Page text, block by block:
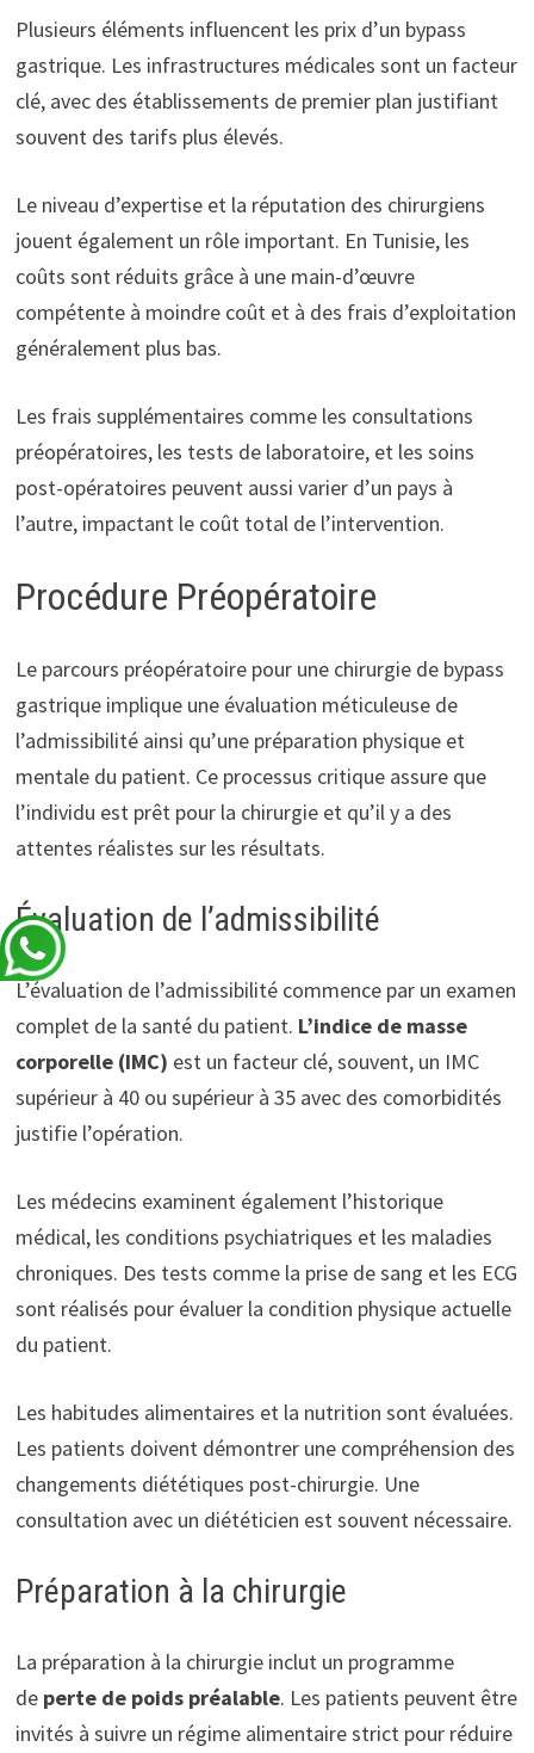
Plusieurs éléments influencent les prix d’un bypass
gastrique. Les infrastructures médicales sont un facteur
clé, avec des établissements de premier plan justifiant
souvent des tarifs plus élevés.
Le niveau d’expertise et la réputation des chirurgiens
jouent également un rôle important. En Tunisie, les
coûts sont réduits grâce à une main-d’œuvre
compétente à moindre coût et à des frais d’exploitation
généralement plus bas.
Les frais supplémentaires comme les consultations
préopératoires, les tests de laboratoire, et les soins
post-opératoires peuvent aussi varier d’un pays à
l’autre, impactant le coût total de l’intervention.
Procédure Préopératoire
Le parcours préopératoire pour une chirurgie de bypass
gastrique implique une évaluation méticuleuse de
l’admissibilité ainsi qu’une préparation physique et
mentale du patient. Ce processus critique assure que
l’individu est prêt pour la chirurgie et qu’il y a des
attentes réalistes sur les résultats.
Évaluation de l’admissibilité
L’évaluation de l’admissibilité commence par un examen
complet de la santé du patient. L’indice de masse
corporelle (IMC) est un facteur clé, souvent, un IMC
supérieur à 40 ou supérieur à 35 avec des comorbidités
justifie l’opération.
Les médecins examinent également l’historique
médical, les conditions psychiatriques et les maladies
chroniques. Des tests comme la prise de sang et les ECG
sont réalisés pour évaluer la condition physique actuelle
du patient.
Les habitudes alimentaires et la nutrition sont évaluées.
Les patients doivent démontrer une compréhension des
changements diététiques post-chirurgie. Une
consultation avec un diététicien est souvent nécessaire.
Préparation à la chirurgie
La préparation à la chirurgie inclut un programme
de perte de poids préalable. Les patients peuvent être
invités à suivre un régime alimentaire strict pour réduire